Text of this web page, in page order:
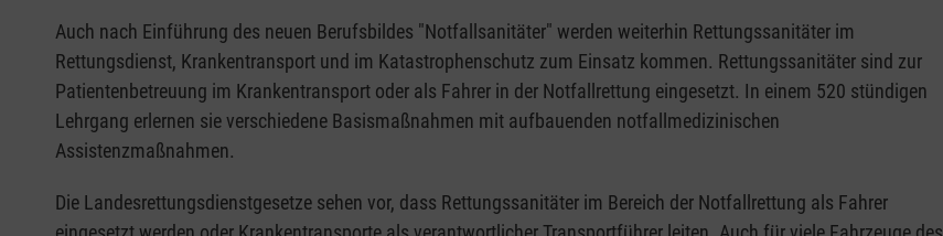
Auch nach Einführung des neuen Berufsbildes "Notfallsanitäter" werden weiterhin Rettungssanitäter im
Rettungsdienst, Krankentransport und im Katastrophenschutz zum Einsatz kommen. Rettungssanitäter sind zur
Patientenbetreuung im Krankentransport oder als Fahrer in der Notfallrettung eingesetzt. In einem 520 stündigen
Lehrgang erlernen sie verschiedene Basismaßnahmen mit aufbauenden notfallmedizinischen
Assistenzmaßnahmen.
Die Landesrettungsdienstgesetze sehen vor, dass Rettungssanitäter im Bereich der Notfallrettung als Fahrer